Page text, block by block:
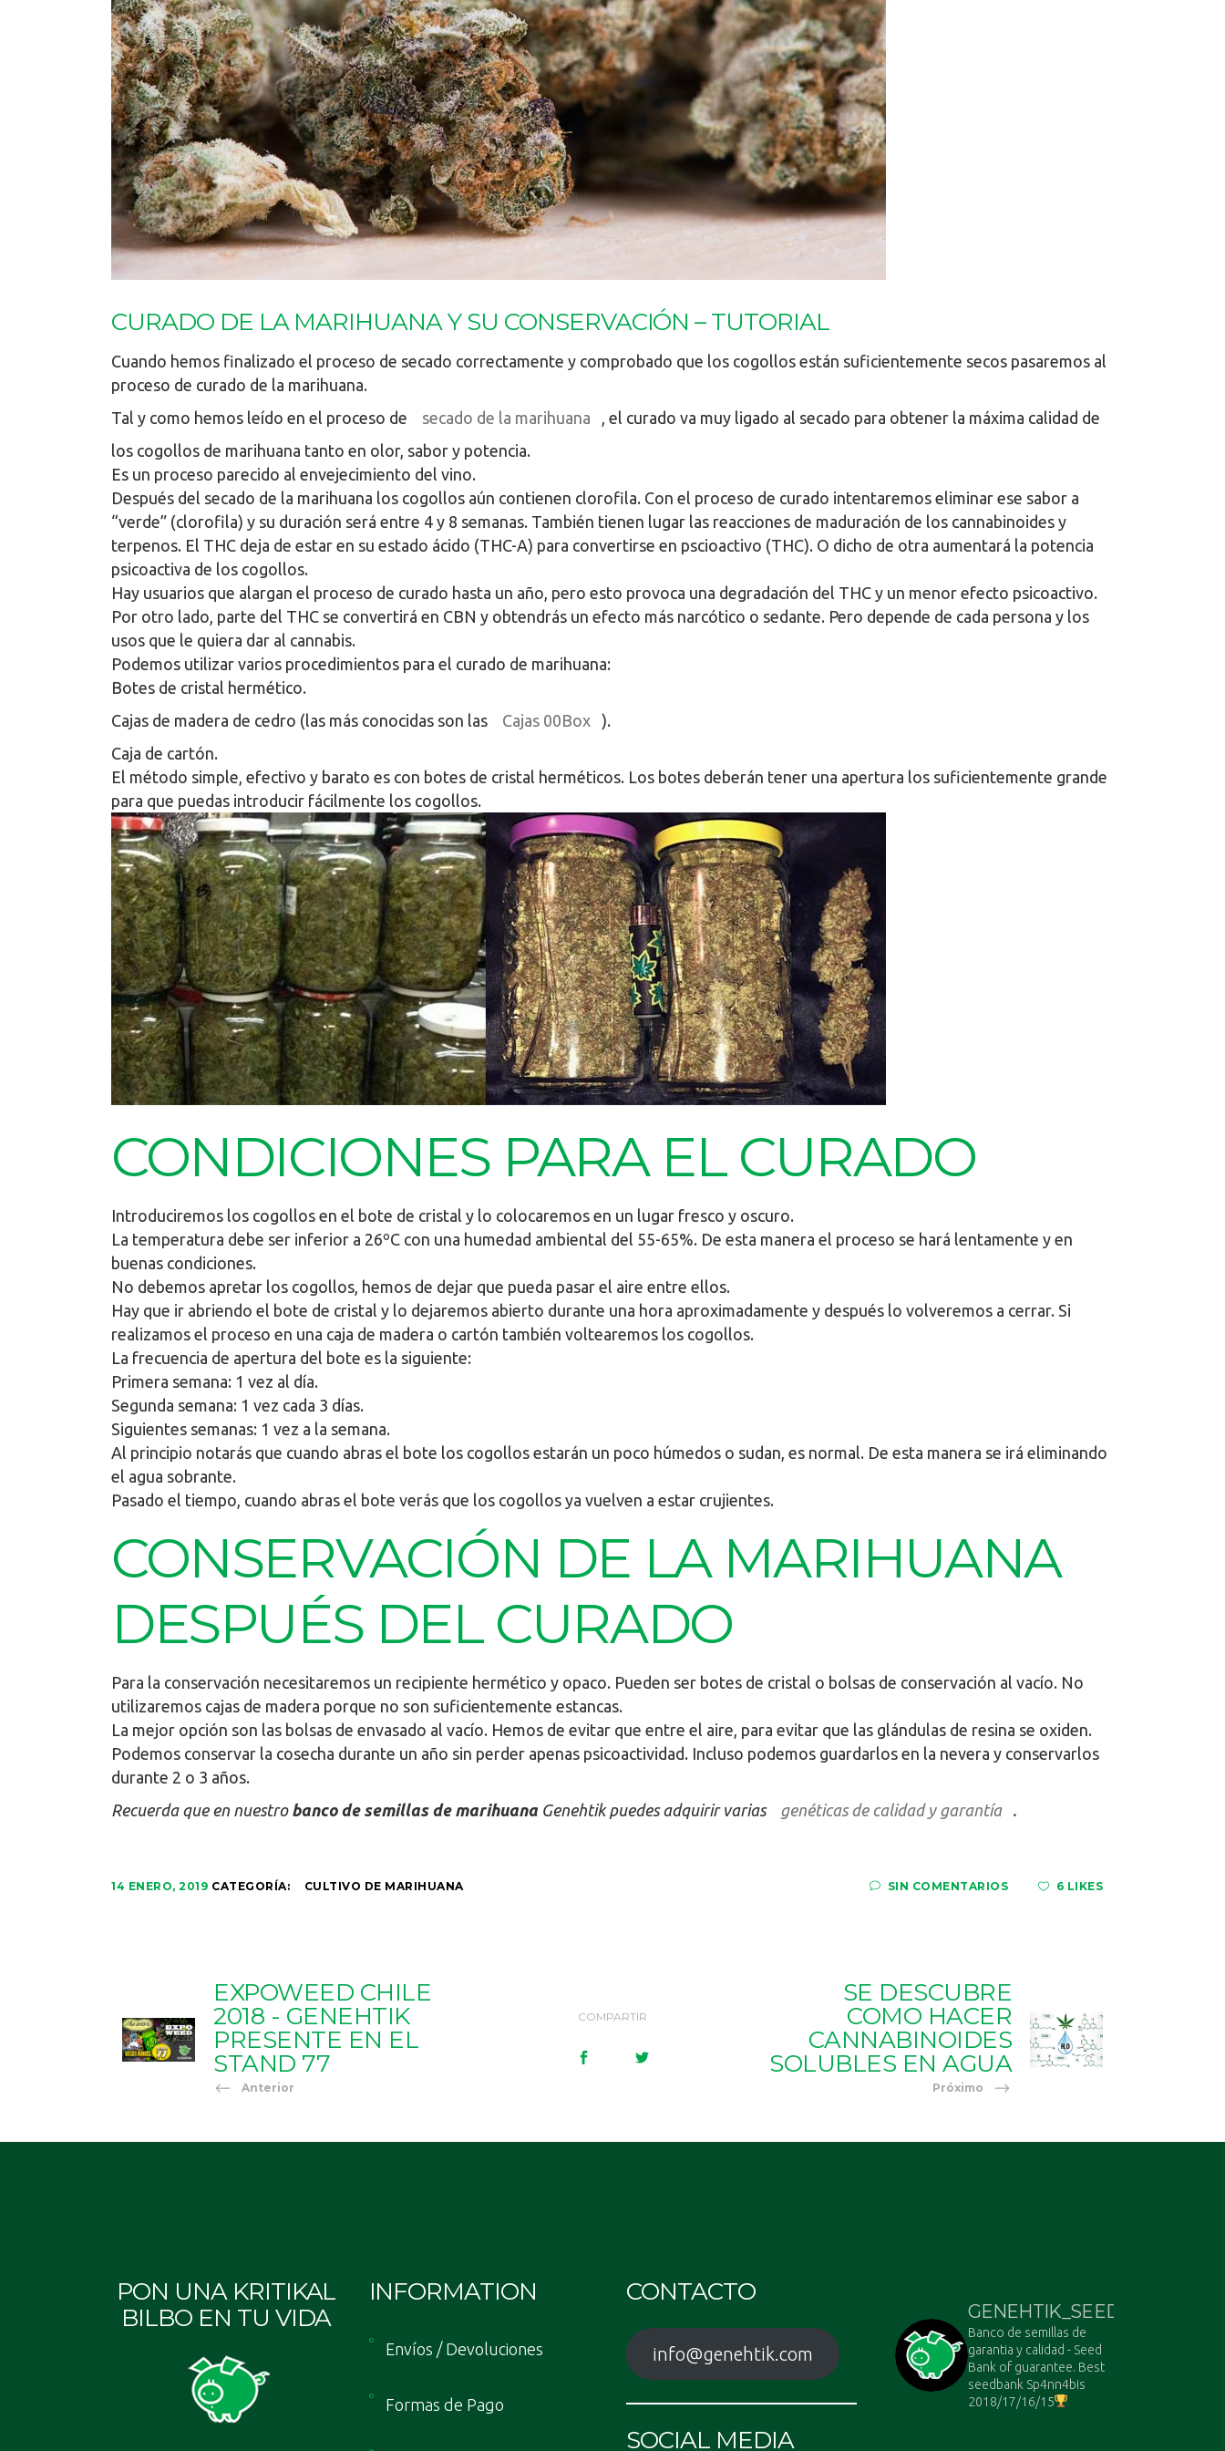
CURADO DE LA MARIHUANA Y SU CONSERVACIÓN – TUTORIAL
Cuando hemos finalizado el proceso de secado correctamente y comprobado que los cogollos están suficientemente secos pasaremos al
proceso de curado de la marihuana.
Tal y como hemos leído en el proceso de
secado de la marihuana
, el curado va muy ligado al secado para obtener la máxima calidad de
los cogollos de marihuana tanto en olor, sabor y potencia.
Es un proceso parecido al envejecimiento del vino.
Después del secado de la marihuana los cogollos aún contienen clorofila. Con el proceso de curado intentaremos eliminar ese sabor a
“verde” (clorofila) y su duración será entre 4 y 8 semanas. También tienen lugar las reacciones de maduración de los cannabinoides y
terpenos. El THC deja de estar en su estado ácido (THC-A) para convertirse en pscioactivo (THC). O dicho de otra aumentará la potencia
psicoactiva de los cogollos.
Hay usuarios que alargan el proceso de curado hasta un año, pero esto provoca una degradación del THC y un menor efecto psicoactivo.
Por otro lado, parte del THC se convertirá en CBN y obtendrás un efecto más narcótico o sedante. Pero depende de cada persona y los
usos que le quiera dar al cannabis.
Podemos utilizar varios procedimientos para el curado de marihuana:
Botes de cristal hermético.
Cajas de madera de cedro (las más conocidas son las
Cajas 00Box ).
Caja de cartón.
El método simple, efectivo y barato es con botes de cristal herméticos. Los botes deberán tener una apertura los suficientemente grande
para que puedas introducir fácilmente los cogollos.
CONDICIONES PARA EL CURADO
Introduciremos los cogollos en el bote de cristal y lo colocaremos en un lugar fresco y oscuro.
La temperatura debe ser inferior a 26ºC con una humedad ambiental del 55-65%. De esta manera el proceso se hará lentamente y en
buenas condiciones.
No debemos apretar los cogollos, hemos de dejar que pueda pasar el aire entre ellos.
Hay que ir abriendo el bote de cristal y lo dejaremos abierto durante una hora aproximadamente y después lo volveremos a cerrar. Si
realizamos el proceso en una caja de madera o cartón también voltearemos los cogollos.
La frecuencia de apertura del bote es la siguiente:
Primera semana: 1 vez al día.
Segunda semana: 1 vez cada 3 días.
Siguientes semanas: 1 vez a la semana.
Al principio notarás que cuando abras el bote los cogollos estarán un poco húmedos o sudan, es normal. De esta manera se irá eliminando
el agua sobrante.
Pasado el tiempo, cuando abras el bote verás que los cogollos ya vuelven a estar crujientes.
CONSERVACIÓN DE LA MARIHUANA
DESPUÉS DEL CURADO
Para la conservación necesitaremos un recipiente hermético y opaco. Pueden ser botes de cristal o bolsas de conservación al vacío. No
utilizaremos cajas de madera porque no son suficientemente estancas.
La mejor opción son las bolsas de envasado al vacío. Hemos de evitar que entre el aire, para evitar que las glándulas de resina se oxiden.
Podemos conservar la cosecha durante un año sin perder apenas psicoactividad. Incluso podemos guardarlos en la nevera y conservarlos
durante 2 o 3 años.
Recuerda que en nuestro banco de semillas de marihuana Genehtik puedes adquirir varias genéticas de calidad y garantía .
14 ENERO, 2019 CATEGORÍA: CULTIVO DE MARIHUANA SIN COMENTARIOS 6 LIKES
EXPOWEED CHILE
2018 - GENEHTIK
PRESENTE EN EL
STAND 77
Anterior
COMPARTIR
SE DESCUBRE
COMO HACER
CANNABINOIDES
SOLUBLES EN AGUA
Próximo
PON UNA KRITIKAL
BILBO EN TU VIDA
INFORMATION
Envíos / Devoluciones
Formas de Pago
CONTACTO
info@genehtik.com
SOCIAL MEDIA
GENEHTIK_SEEDS
Banco de semillas de
garantia y calidad - Seed
Bank of guarantee. Best
seedbank Sp4nn4bis
2018/17/16/15